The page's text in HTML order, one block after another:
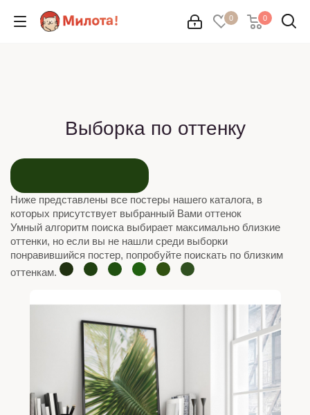
0 0
Выборка по оттенку
Ниже представлены все постеры нашего каталога, в
которых присутствует выбранный Вами оттенок
Умный алгоритм поиска выбирает максимально близкие
оттенки, но если вы не нашли среди выборки
понравившийся постер, попробуйте поискать по близким
оттенкам.